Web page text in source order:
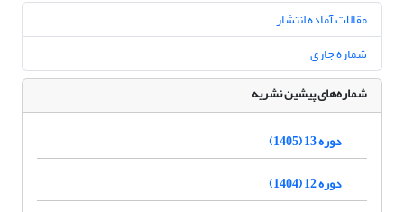
مقالات آماده انتشار
شماره جاری
شماره‌های پیشین نشریه
دوره 13 (1405)
دوره 12 (1404)